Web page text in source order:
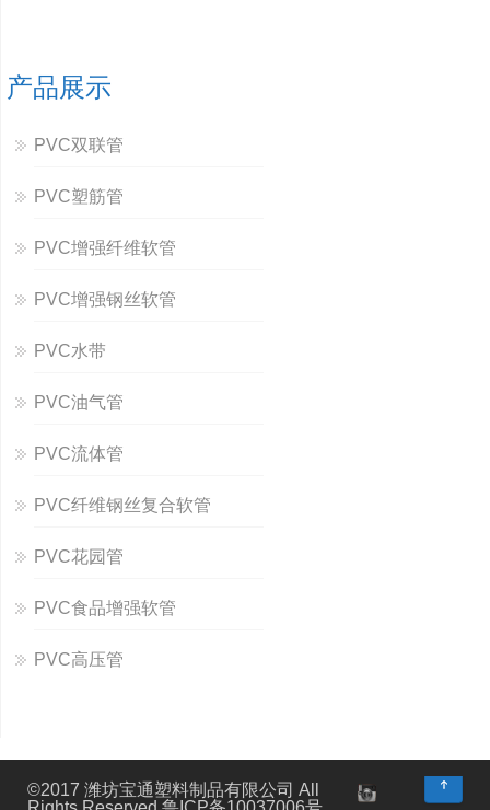
产品展示
PVC双联管
PVC塑筋管
PVC增强纤维软管
PVC增强钢丝软管
PVC水带
PVC油气管
PVC流体管
PVC纤维钢丝复合软管
PVC花园管
PVC食品增强软管
PVC高压管
©2017 潍坊宝通塑料制品有限公司 All
↑